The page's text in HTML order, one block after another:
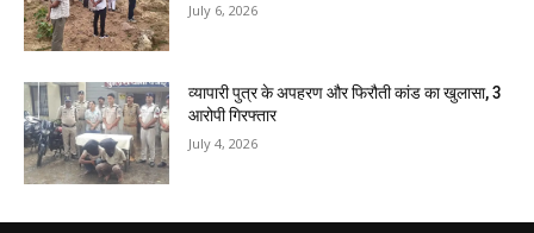
July 6, 2026
व्यापारी पुत्र के अपहरण और फिरौती कांड का खुलासा, 3
आरोपी गिरफ्तार
July 4, 2026